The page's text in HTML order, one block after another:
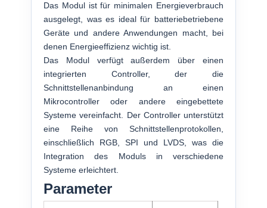
Das Modul ist für minimalen Energieverbrauch
ausgelegt, was es ideal für batteriebetriebene
Geräte und andere Anwendungen macht, bei
denen Energieeffizienz wichtig ist.
Das Modul verfügt außerdem über einen
integrierten Controller, der die
Schnittstellenanbindung an einen
Mikrocontroller oder andere eingebettete
Systeme vereinfacht. Der Controller unterstützt
eine Reihe von Schnittstellenprotokollen,
einschließlich RGB, SPI und LVDS, was die
Integration des Moduls in verschiedene
Systeme erleichtert.
Parameter